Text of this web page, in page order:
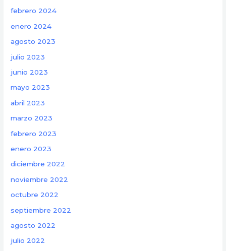
febrero 2024
enero 2024
agosto 2023
julio 2023
junio 2023
mayo 2023
abril 2023
marzo 2023
febrero 2023
enero 2023
diciembre 2022
noviembre 2022
octubre 2022
septiembre 2022
agosto 2022
julio 2022